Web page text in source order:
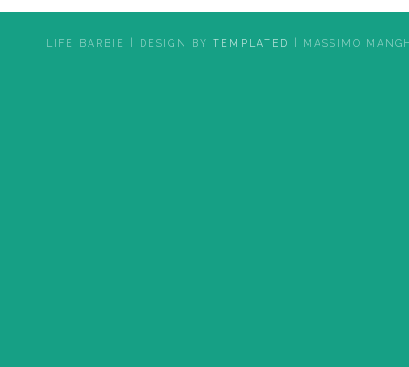
LIFE BARBIE | DESIGN BYTEMPLATED | MASSIMO